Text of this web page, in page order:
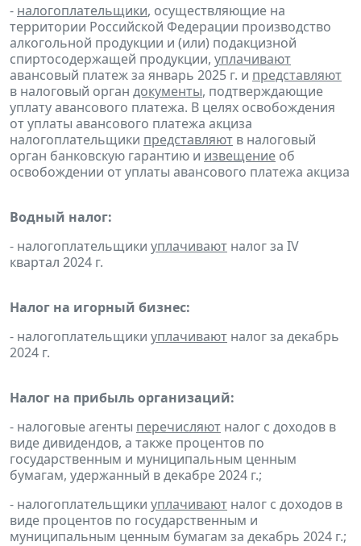
- налогоплательщики, осуществляющие на
территории Российской Федерации производство
алкогольной продукции и (или) подакцизной
спиртосодержащей продукции, уплачивают
авансовый платеж за январь 2025 г. и представляют
в налоговый орган документы, подтверждающие
уплату авансового платежа. В целях освобождения
от уплаты авансового платежа акциза
налогоплательщики представляют в налоговый
орган банковскую гарантию и извещение об
освобождении от уплаты авансового платежа акциза
Водный налог:
- налогоплательщики уплачивают налог за IV
квартал 2024 г.
Налог на игорный бизнес:
- налогоплательщики уплачивают налог за декабрь
2024 г.
Налог на прибыль организаций:
- налоговые агенты перечисляют налог с доходов в
виде дивидендов, а также процентов по
государственным и муниципальным ценным
бумагам, удержанный в декабре 2024 г.;
- налогоплательщики уплачивают налог с доходов в
виде процентов по государственным и
муниципальным ценным бумагам за декабрь 2024 г.;